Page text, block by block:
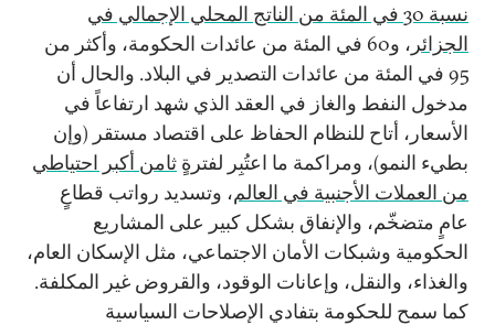
نسبة 30 في المئة من الناتج المحلي الإجمالي في
الجزائر
، و60 في المئة من عائدات الحكومة، وأكثر من
95 في المئة من عائدات التصدير في البلاد. والحال أن
مدخول النفط والغاز في العقد الذي شهد ارتفاعاً في
الأسعار، أتاح للنظام الحفاظ على اقتصاد مستقر (وإن
بطيء النمو)، ومراكمة ما اعتُبِر لفترةٍ ثامن أكبر احتياطي
من العملات الأجنبية في العالم، وتسديد رواتب قطاعٍ
عامٍ متضخّم، والإنفاق بشكل كبير على المشاريع
الحكومية وشبكات الأمان الاجتماعي، مثل الإسكان العام،
والغذاء، والنقل، وإعانات الوقود، والقروض غير المكلفة.
كما سمح للحكومة بتفادي الإصلاحات السياسية